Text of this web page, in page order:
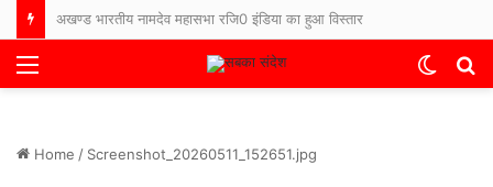
अखण्ड भारतीय नामदेव महासभा रजि0 इंडिया का हुआ विस्तार
Menu
Switch
Home / Screenshot_20260511_152651.jpg